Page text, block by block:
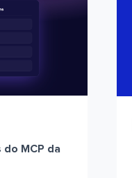
MCP da